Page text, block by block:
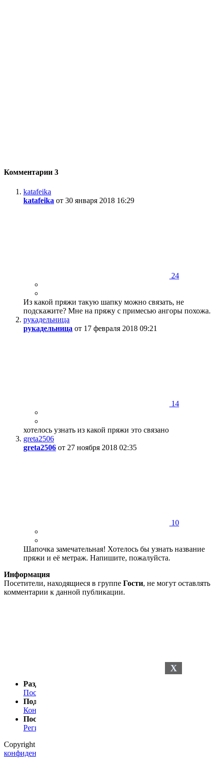
X
Комментарии 3
katafeika
katafeika от 30 января 2018 16:29
24
Из какой пряжи такую шапку можно связать, не
подскажите? Мне на пряжу с примесью ангоры похожа.
рукадельница
рукадельница от 17 февраля 2018 09:21
14
хотелось узнать из какой пряжи это связано
greta2506
greta2506 от 27 ноября 2018 02:35
10
Шапочка замечательная! Хотелось бы узнать название
пряжи и её метраж. Напишите, пожалуйста.
Информация
Посетители, находящиеся в группе Гости, не могут оставлять
комментарии к данной публикации.
Разделы сайта
Последние новости
Поддержка
Контакты
Посетителю
Регистрация
Copyright © 2024
конфиденциальности